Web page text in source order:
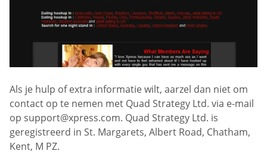
Als je hulp of extra informatie wilt, aarzel dan niet om
contact op te nemen met Quad Strategy Ltd. via e-mail
op support@xpress.com. Quad Strategy Ltd. is
geregistreerd in St. Margarets, Albert Road, Chatham,
Kent, M PZ.